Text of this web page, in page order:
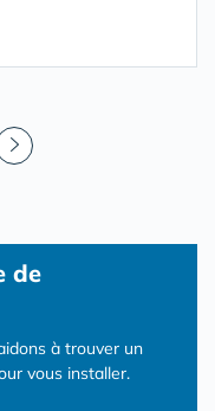
de
à trouver un
vous installer.